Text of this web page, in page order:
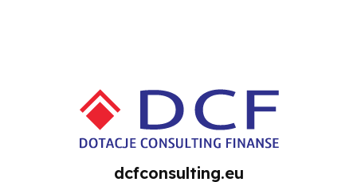
dcfconsulting.eu